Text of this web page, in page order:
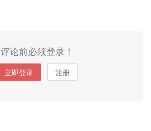
评论前必须登录！
立即登录 注册